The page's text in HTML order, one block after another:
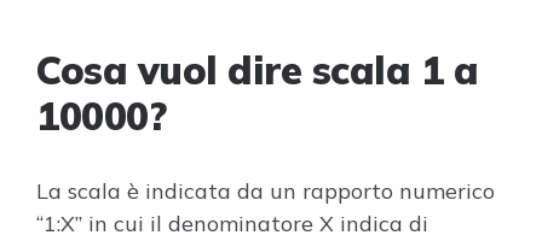
Cosa vuol dire scala 1 a
10000?
La scala è indicata da un rapporto numerico
“1:X” in cui il denominatore X indica di